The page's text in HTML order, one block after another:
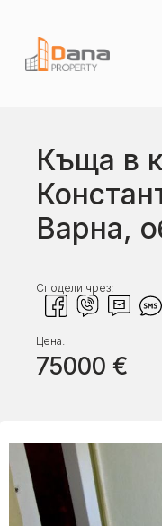
Къща в
Варна,
Сподели чрез:
Цена:
75000 €